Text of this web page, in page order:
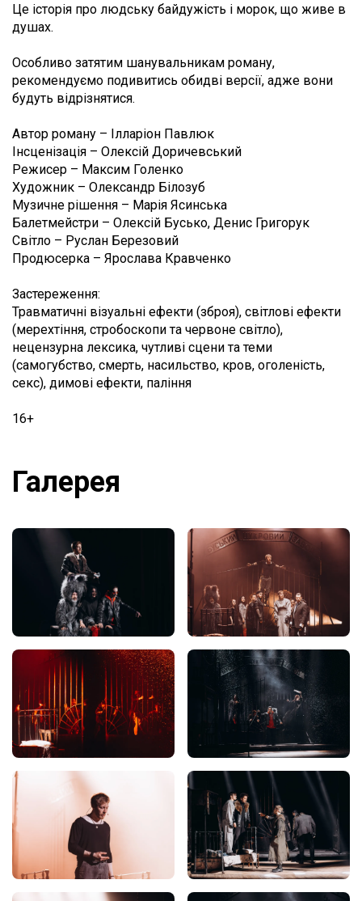
Це історія про людську байдужість і морок, що живе в
душах.
Особливо затятим шанувальникам роману,
рекомендуємо подивитись обидві версії, адже вони
будуть відрізнятися.
Автор роману – Ілларіон Павлюк
Інсценізація – Олексій Доричевський
Режисер – Максим Голенко
Художник – Олександр Білозуб
Музичне рішення – Марія Ясинська
Балетмейстри – Олексій Бусько, Денис Григорук
Світло – Руслан Березовий
Продюсерка – Ярослава Кравченко
Застереження:
Травматичні візуальні ефекти (зброя), світлові ефекти
(мерехтіння, стробоскопи та червоне світло),
нецензурна лексика, чутливі сцени та теми
(самогубство, смерть, насильство, кров, оголеність,
секс), димові ефекти, паління
16+
Галерея